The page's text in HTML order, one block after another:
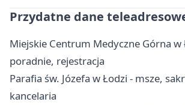
Przydatne dane
Miejskie Centrum Medyczne Górna w
poradnie, rejestracja
Parafia św. Józefa w Łodzi - msze,
kancelaria